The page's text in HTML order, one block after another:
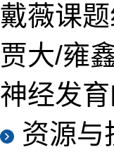
戴薇课
贾大/雍
神经发育
资源与